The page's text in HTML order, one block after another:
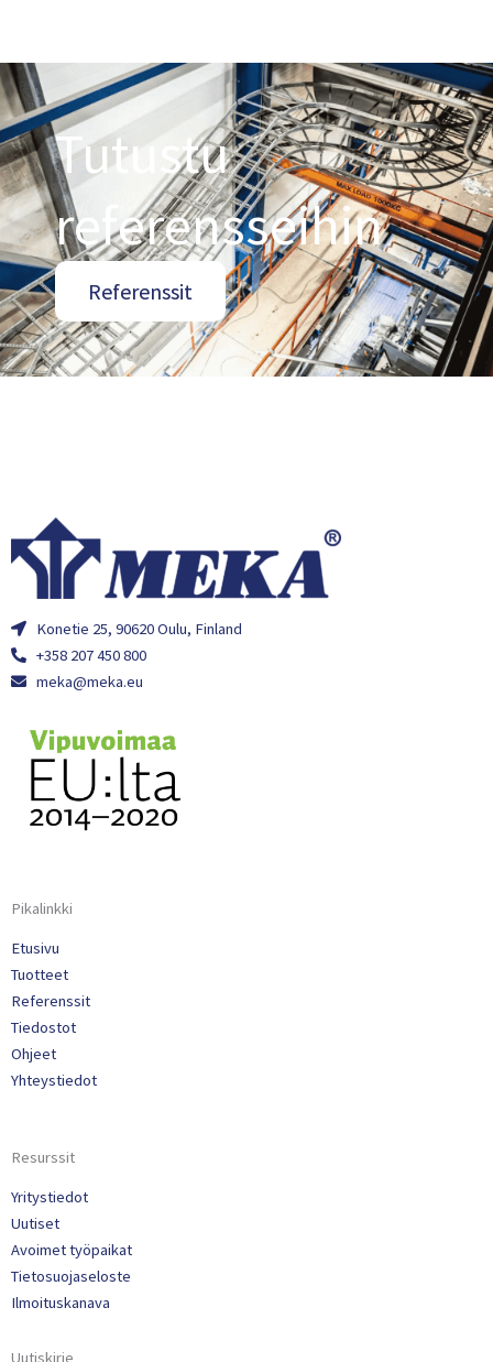
Tutustu
referensseihin
Referenssit
Konetie 25, 90620 Oulu, Finland
+358 207 450 800
meka@meka.eu
Pikalinkki
Etusivu
Tuotteet
Referenssit
Tiedostot
Ohjeet
Yhteystiedot
Resurssit
Yritystiedot
Uutiset
Avoimet työpaikat
Tietosuojaseloste
Ilmoituskanava